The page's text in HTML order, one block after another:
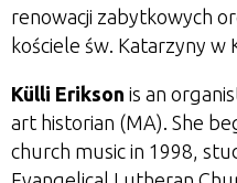
renowacji zabytkowych
kościele św. Katarzyny w
Külli Erikson is an
art historian (MA). She
church music in 1998,